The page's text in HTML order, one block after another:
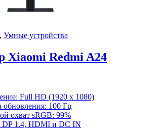
, Умные устройства
Xiaomi Redmi A24
Full HD (1920 x 1080)
обновления: 100 Гц
охват sRGB: 99%
1.4, HDMI и DC IN